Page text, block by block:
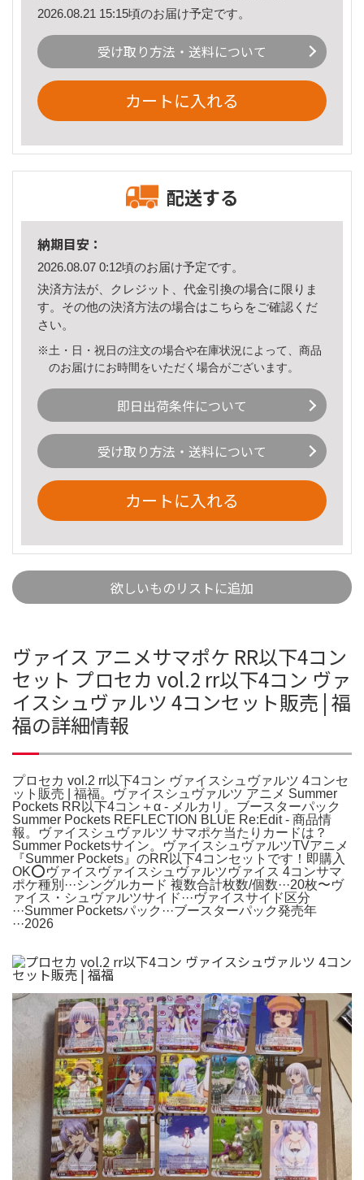
2026.08.21 15:15頃のお届け予定です。
受け取り方法・送料について
カートに入れる
配送する
納期目安：
2026.08.07 0:12頃のお届け予定です。
決済方法が、クレジット、代金引換の場合に限りま
す。その他の決済方法の場合はこちら をご確認くだ
さい。
※土・日・祝日の注文の場合や在庫状況によって、商品
のお届けにお時間をいただく場合がございます。
即日出荷条件について
受け取り方法・送料について
カートに入れる
欲しいものリストに追加
ヴァイス アニメサマポケ RR以下4コン
セット プロセカ vol.2 rr以下4コン ヴァ
イスシュヴァルツ 4コンセット販売 | 福
福の詳細情報
プロセカ vol.2 rr以下4コン ヴァイスシュヴァルツ 4コンセ
ット販売 | 福福。ヴァイスシュヴァルツ アニメ Summer
Pockets RR以下4コン＋α - メルカリ。ブースターパック
Summer Pockets REFLECTION BLUE Re:Edit - 商品情
報。ヴァイスシュヴァルツ サマポケ当たりカードは？
Summer Pocketsサイン。ヴァイスシュヴァルツTVアニメ
『Summer Pockets』のRR以下4コンセットです！即購入
OK⭕️ヴァイスヴァイスシュヴァルツヴァイス 4コンサマ
ポケ種別···シングルカード 複数合計枚数/個数···20枚〜ヴ
ァイス・シュヴァルツサイド···ヴァイスサイド区分
···Summer Pocketsパック···ブースターパック発売年
···2026